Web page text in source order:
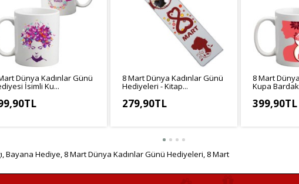
Dünya Kadınlar Günü
İsimli Ku...
8 Mart Dünya Kadınlar Günü
Hediyeleri - Kitap...
279,90TL
8 Mart
Kupa
399,90TL
,Bayana Hediye, 8 Mart Dünya Kadınlar Günü Hediyeleri, 8 Mart